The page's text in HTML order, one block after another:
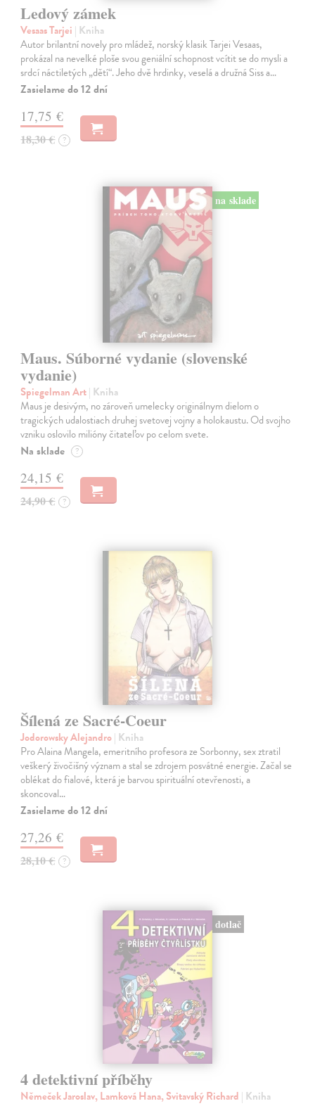
Ledový zámek
Vesaas Tarjei | Kniha
Autor brilantní novely pro mládež, norský klasik Tarjei Vesaas,
prokázal na nevelké ploše svou geniální schopnost vcítit se do mysli a
srdcí náctiletých „dětí“. Jeho dvě hrdinky, veselá a družná Siss a…
Zasielame do 12 dní
17,75 €
18,30 € ?
na sklade
Maus. Súborné vydanie (slovenské
vydanie)
Spiegelman Art| Kniha
Maus je desivým, no zároveň umelecky originálnym dielom o
tragických udalostiach druhej svetovej vojny a holokaustu. Od svojho
vzniku oslovilo milióny čitateľov po celom svete.
Na sklade ?
24,15 €
24,90 € ?
Šílená ze Sacré-Coeur
Jodorowsky Alejandro| Kniha
Pro Alaina Mangela, emeritního profesora ze Sorbonny, sex ztratil
veškerý živočišný význam a stal se zdrojem posvátné energie. Začal se
oblékat do fialové, která je barvou spirituální otevřenosti, a
skoncoval…
Zasielame do 12 dní
27,26 €
28,10 € ?
dotlač
4 detektivní příběhy
Němeček Jaroslav, Lamková Hana, Svitavský Richard | Kniha